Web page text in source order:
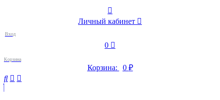
Личный кабинет
Вход
0
Корзина
Корзина: 0 ₽